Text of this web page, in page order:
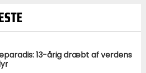
13-årig dræbt af verdens